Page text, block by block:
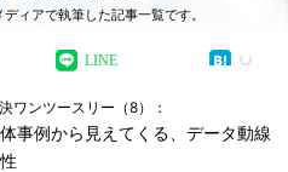
ィアで執筆した記事一覧です。
LINE
ワンツースリー（8）：
事例から見えてくる、データ動線